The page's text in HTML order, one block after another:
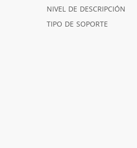
nivel de descripción
tipo de soporte